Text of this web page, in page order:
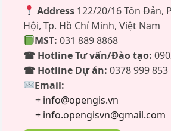
Address122/20/16 Tôn Đản,
Hội, Tp. Hồ Chí Minh, Việt Nam
MST: 031 889 8868
☎ Hotline Tư vấn/Đào tạo:
☎ Hotline Dự án: 0378 999 853
Email:
+ info@opengis.vn
+ info.opengisvn@gmail.com